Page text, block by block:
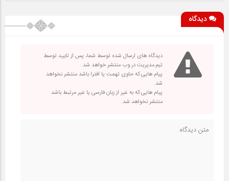
دیدگاه
دیدگاه های ارسال شده توسط شما، پس از تایید توسط
تیم مدیریت در وب منتشر خواهد شد.
پیام هایی که حاوی تهمت یا افترا باشد منتشر نخواهد
شد.
پیام هایی که به غیر از زبان فارسی یا غیر مرتبط باشد
منتشر نخواهد شد.